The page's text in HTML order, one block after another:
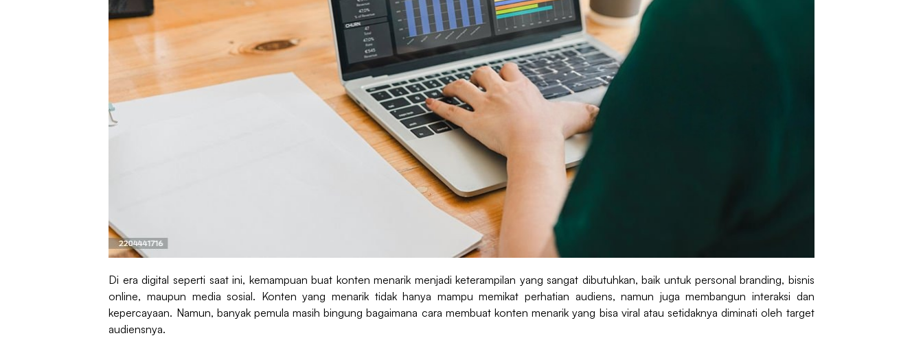
Di era digital seperti saat ini, kemampuan buat konten menarik menjadi keterampilan yang sangat dibutuhkan, baik untuk personal branding, bisnis
online, maupun media sosial. Konten yang menarik tidak hanya mampu memikat perhatian audiens, namun juga membangun interaksi dan
kepercayaan. Namun, banyak pemula masih bingung bagaimana cara membuat konten menarik yang bisa viral atau setidaknya diminati oleh target
audiensnya.